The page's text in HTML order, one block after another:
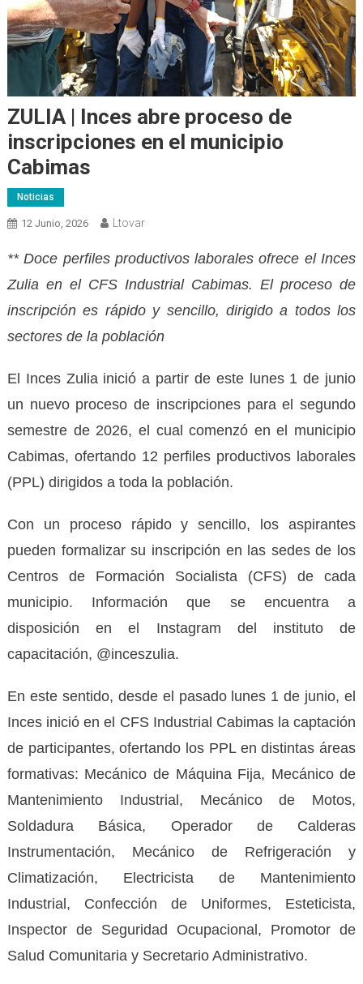
ZULIA | Inces abre proceso de
inscripciones en el municipio
Cabimas
Noticias
12 Junio, 2026 Ltovar
** Doce perfiles productivos laborales ofrece el Inces
Zulia en el CFS Industrial Cabimas. El proceso de
inscripción es rápido y sencillo, dirigido a todos los
sectores de la población
El Inces Zulia inició a partir de este lunes 1 de junio
un nuevo proceso de inscripciones para el segundo
semestre de 2026, el cual comenzó en el municipio
Cabimas, ofertando 12 perfiles productivos laborales
(PPL) dirigidos a toda la población.
Con un proceso rápido y sencillo, los aspirantes
pueden formalizar su inscripción en las sedes de los
Centros de Formación Socialista (CFS) de cada
municipio. Información que se encuentra a
disposición en el Instagram del instituto de
capacitación, @inceszulia.
En este sentido, desde el pasado lunes 1 de junio, el
Inces inició en el CFS Industrial Cabimas la captación
de participantes, ofertando los PPL en distintas áreas
formativas: Mecánico de Máquina Fija, Mecánico de
Mantenimiento Industrial, Mecánico de Motos,
Soldadura Básica, Operador de Calderas
Instrumentación, Mecánico de Refrigeración y
Climatización, Electricista de Mantenimiento
Industrial, Confección de Uniformes, Esteticista,
Inspector de Seguridad Ocupacional, Promotor de
Salud Comunitaria y Secretario Administrativo.